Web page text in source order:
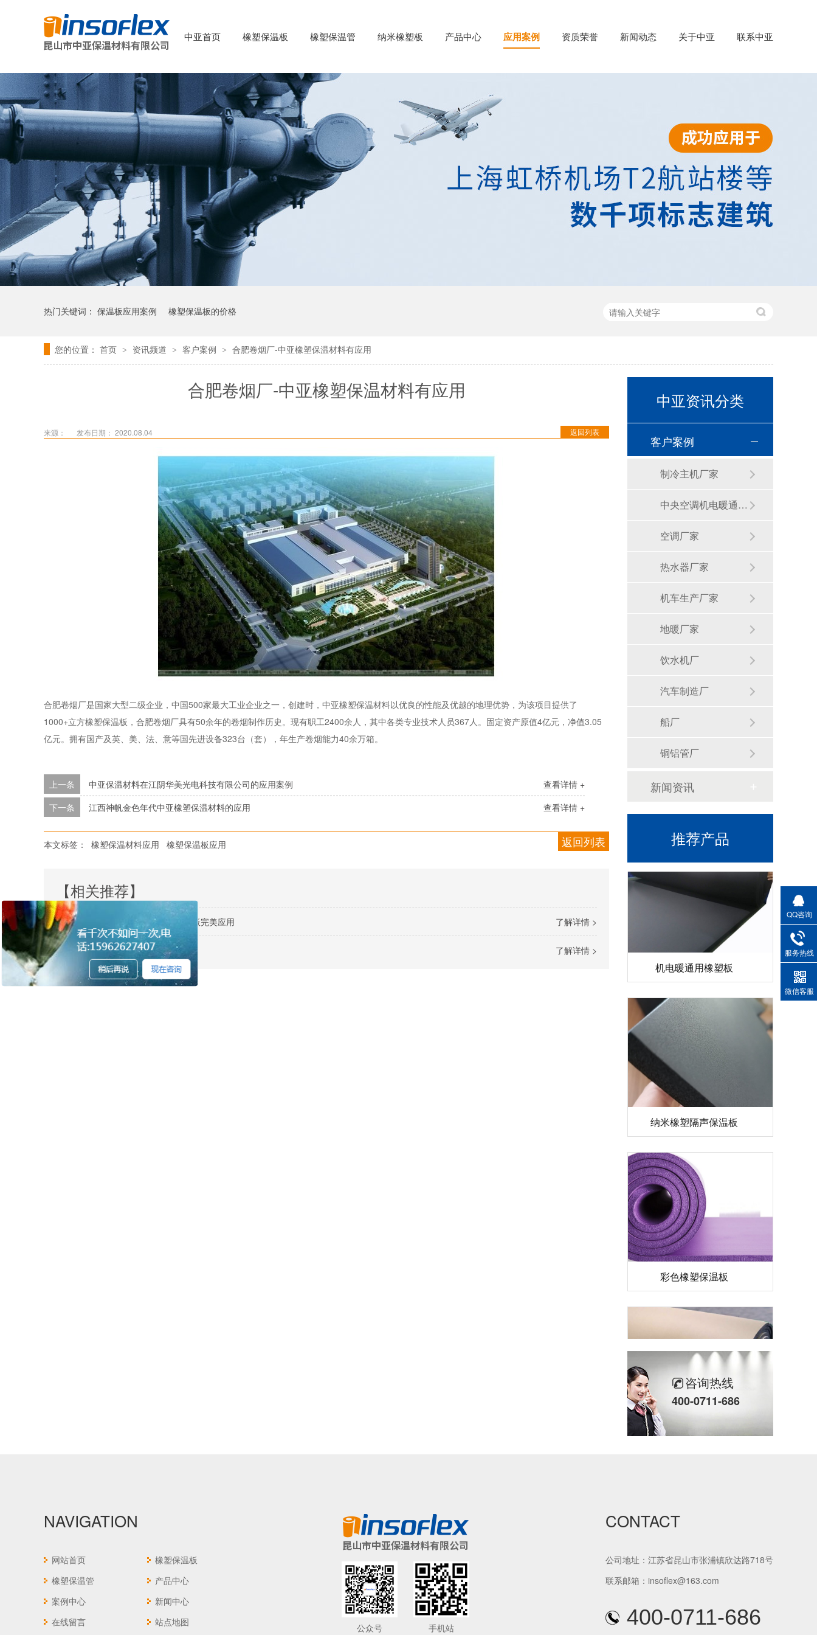
中亚首页 橡塑保温板 橡塑保温管 纳米橡塑板 产品中心 应用案例 资质荣誉 新闻动态 关于中亚 联系中亚
热门关键词： 保温板应用案例 橡塑保温板的价格
您的位置： 首页 > 资讯频道 > 客户案例 > 合肥卷烟厂-中亚橡塑保温材料有应用
合肥卷烟厂-中亚橡塑保温材料有应用
返回列表
来源： 发布日期： 2020.08.04
合肥卷烟厂是国家大型二级企业，中国500家最大工业企业之一，创建时，中亚橡塑保温材料以优良的性能及优越的地理优势，为该项目提供了
1000+立方橡塑保温板， 合肥卷烟厂具有50余年的卷烟制作历史。现有职工2400余人，其中各类专业技术人员367人。固定资产原值4亿元，净值3.05
亿元。拥有国产及英、美、法、意等国先进设备323台（套），年生产卷烟能力40余万箱。
查看详情 +
上一条
中亚保温材料在江阴华美光电科技有限公司的应用案例
查看详情 +
下一条 江西神帆金色年代中亚橡塑保温材料的应用
返回列表
本文标签： 橡塑保温材料应用 橡塑保温板应用
【相关推荐】
了解详情 >
湖南长沙盈峰翠邸项目中亚橡塑保温板完美应用
了解详情 >
北京东港股份中亚橡塑保温板的应用
中亚资讯分类
客户案例
制冷主机厂家
中央空调机电暖通公司
空调厂家
热水器厂家
机车生产厂家
地暖厂家
饮水机厂
汽车制造厂
船厂
铜铝管厂
新闻资讯
推荐产品
机电暖通用橡塑板
纳米橡塑隔声保温板
彩色橡塑保温板
自粘橡塑保温板
复合铝箔橡塑板
咨询热线
400-0711-686
NAVIGATION
网站首页
橡塑保温板
橡塑保温管
产品中心
案例中心
新闻中心
在线留言
站点地图 公众号 手机站
CONTACT
公司地址：江苏省昆山市张浦镇欣达路718号
联系邮箱：insoflex@163.com
400-0711-686
QQ咨询
服务热线
微信客服